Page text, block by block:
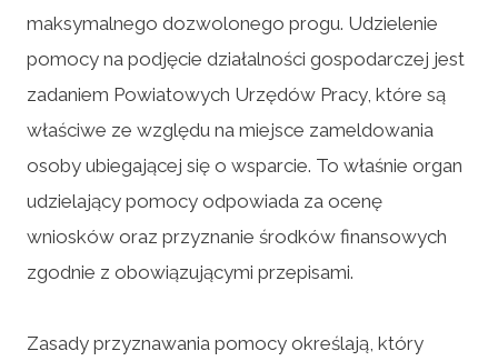
maksymalnego dozwolonego progu. Udzielenie
pomocy na podjęcie działalności gospodarczej jest
zadaniem Powiatowych Urzędów Pracy, które są
właściwe ze względu na miejsce zameldowania
osoby ubiegającej się o wsparcie. To właśnie organ
udzielający pomocy odpowiada za ocenę
wniosków oraz przyznanie środków finansowych
zgodnie z obowiązującymi przepisami.
Zasady przyznawania pomocy określają, który